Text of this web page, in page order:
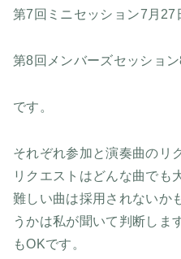
第7回ミニセッション 7月27
第8回メンバーズセッション
です。
それぞれ参加と演奏曲のリ
リクエストはどんな曲でも
難しい曲は採用されないか
うかは私が聞いて判断しま
もOKです。